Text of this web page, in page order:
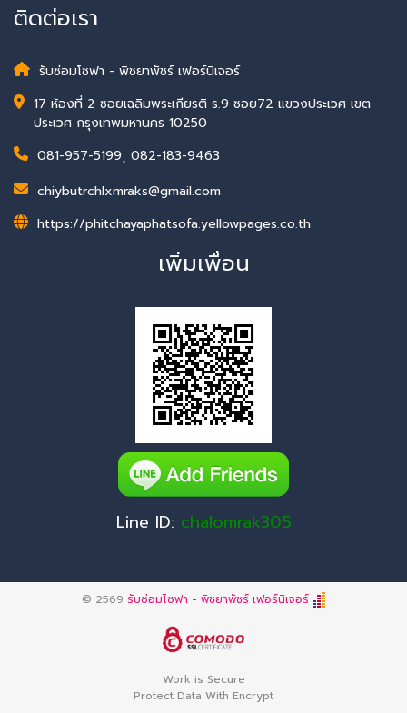
ติดต่อเรา
รับซ่อมโซฟา - พิชยาพัชร์ เฟอร์นิเจอร์
17 ห้องที่ 2 ซอยเฉลิมพระเกียรติ ร.9 ซอย72 แขวงประเวศ เขต
ประเวศ กรุงเทพมหานคร 10250
081-957-5199, 082-183-9463
chiybutrchlxmraks@gmail.com
https://phitchayaphatsofa.yellowpages.co.th
เพิ่มเพื่อน
Line ID: chalomrak305
© 2569 รับซ่อมโซฟา - พิชยาพัชร์ เฟอร์นิเจอร์
Work is Secure
Protect Data With Encrypt